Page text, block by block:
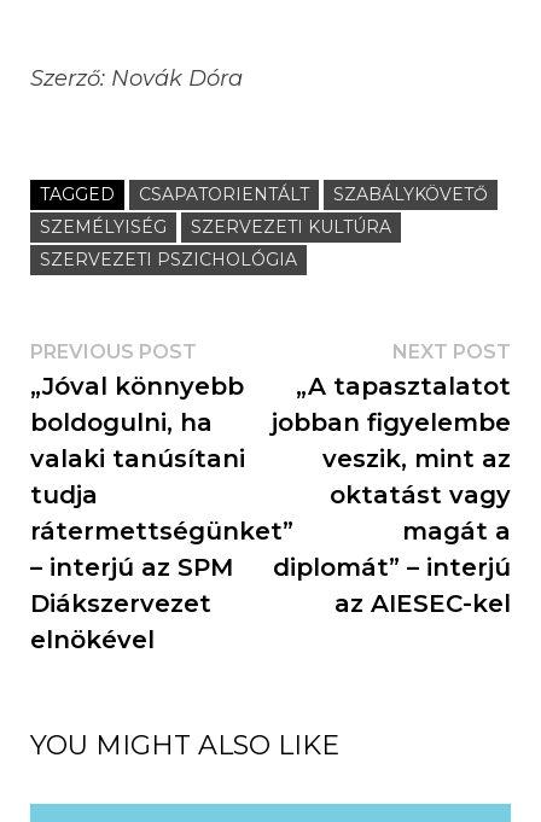
Szerző: Novák Dóra
TAGGED CSAPATORIENTÁLT
SZABÁLYKÖVETŐ
SZEMÉLYISÉG
SZERVEZETI KULTÚRA
SZERVEZETI PSZICHOLÓGIA
PREVIOUS POST
„Jóval könnyebb
boldogulni, ha
valaki tanúsítani
tudja
rátermettségünket”
– interjú az SPM
Diákszervezet
elnökével
NEXT POST
„A tapasztalatot
jobban figyelembe
veszik, mint az
oktatást vagy
magát a
diplomát” – interjú
az AIESEC-kel
YOU MIGHT ALSO LIKE